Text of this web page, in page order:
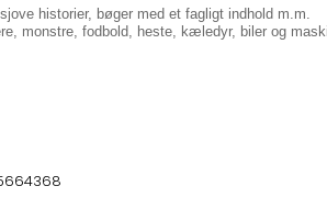
historier, bøger med et fagligt indhold m.m.
monstre, fodbold, heste, kæledyr, biler og